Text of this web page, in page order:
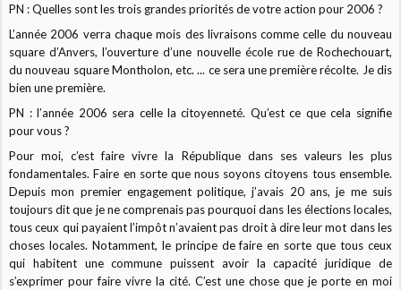
PN : Quelles sont les trois grandes priorités de votre action pour 2006 ?
L’année 2006 verra chaque mois des livraisons comme celle du nouveau
square d’Anvers, l’ouverture d’une nouvelle école rue de Rochechouart,
du nouveau square Montholon, etc. ... ce sera une première récolte. Je dis
bien une première.
PN : l’année 2006 sera celle la citoyenneté. Qu’est ce que cela signifie
pour vous ?
Pour moi, c’est faire vivre la République dans ses valeurs les plus
fondamentales. Faire en sorte que nous soyons citoyens tous ensemble.
Depuis mon premier engagement politique, j’avais 20 ans, je me suis
toujours dit que je ne comprenais pas pourquoi dans les élections locales,
tous ceux qui payaient l’impôt n’avaient pas droit à dire leur mot dans les
choses locales. Notamment, le principe de faire en sorte que tous ceux
qui habitent une commune puissent avoir la capacité juridique de
s’exprimer pour faire vivre la cité. C’est une chose que je porte en moi